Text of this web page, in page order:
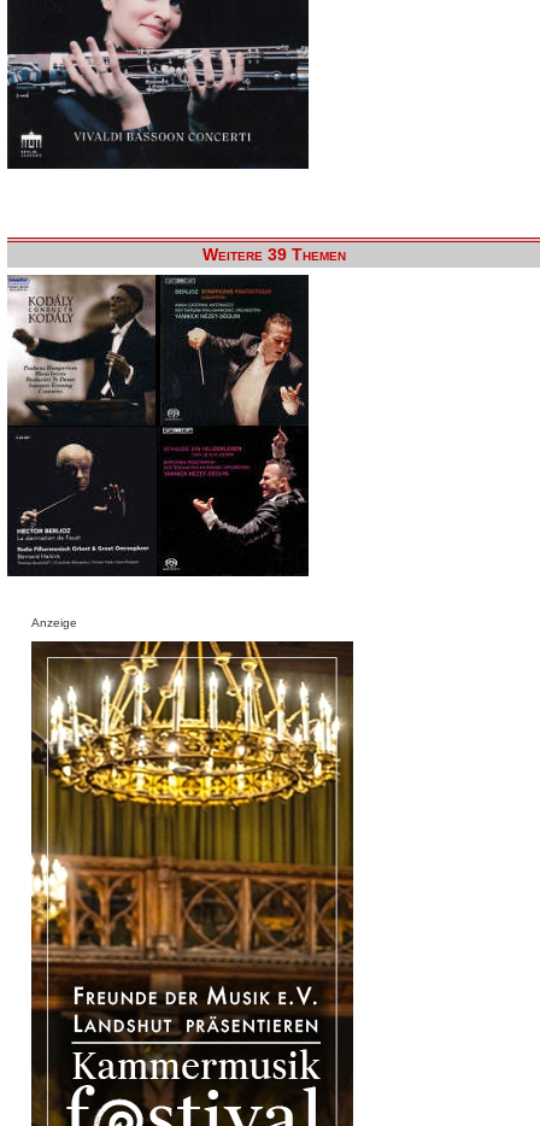
Weitere 39 Themen
Anzeige